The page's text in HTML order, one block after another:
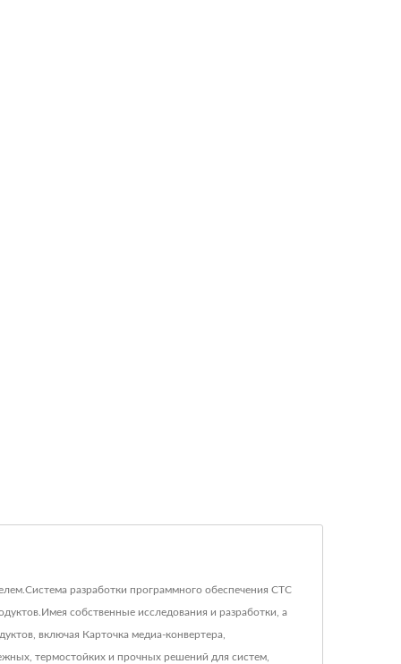
разработки программного обеспечения CTC
собственные исследования и разработки, а
включая Карточка медиа-конвертера,
термостойких и прочных решений для систем,